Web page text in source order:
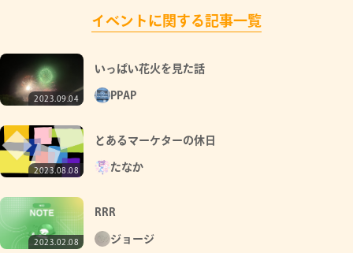
イベントに関する記事一覧
2023.09.04
いっぱい花火を見た話
PPAP
2023.08.08
とあるマーケターの休日
たなか
2023.02.08
RRR
ジョージ